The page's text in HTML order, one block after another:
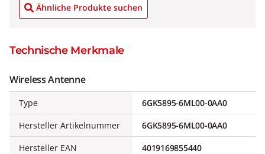
Ähnliche Produkte suchen
Technische Merkmale
Wireless Antenne
Type
6GK5895-6ML00-0AA0
Hersteller Artikelnummer
6GK5895-6ML00-0AA0
Hersteller EAN
4019169855440